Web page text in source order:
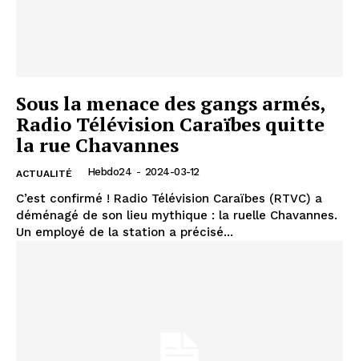
Sous la menace des gangs armés,
Radio Télévision Caraïbes quitte
la rue Chavannes
ACTUALITÉ Hebdo24 - 2024-03-12
C’est confirmé ! Radio Télévision Caraïbes (RTVC) a
déménagé de son lieu mythique : la ruelle Chavannes.
Un employé de la station a précisé...